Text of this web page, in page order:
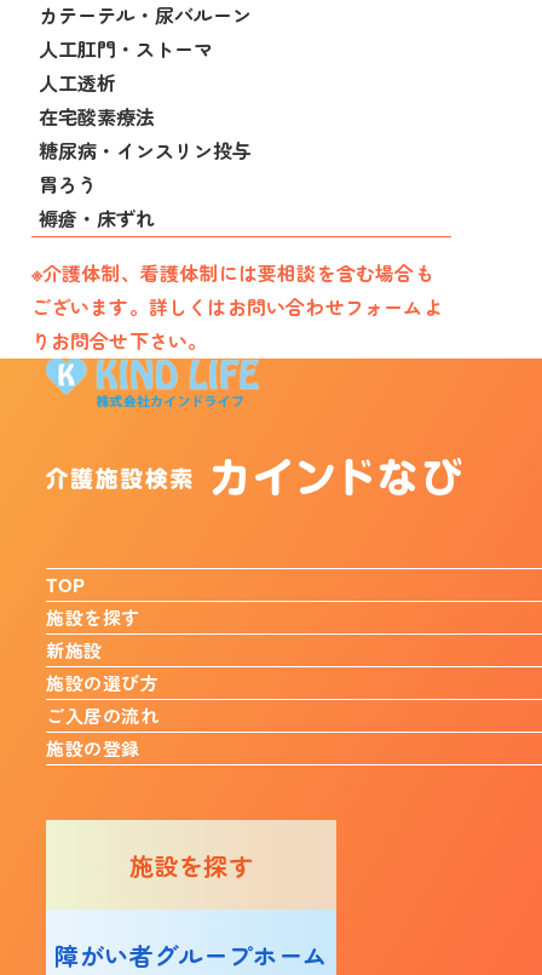
カテーテル・尿バルーン
人工肛門・ストーマ
人工透析
在宅酸素療法
糖尿病・インスリン投与
胃ろう
褥瘡・床ずれ
※介護体制、看護体制には要相談を含む場合も
ございます。詳しくはお問い合わせフォームよ
りお問合せ下さい。
TOP
施設を探す
新施設
施設の選び方
ご入居の流れ
施設の登録
施設を探す
障がい者グループホーム